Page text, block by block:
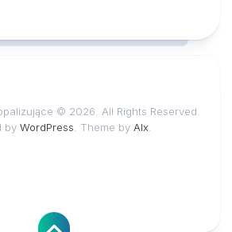
© 2026. All Rights Reserved.
by WordPress . Theme by Alx